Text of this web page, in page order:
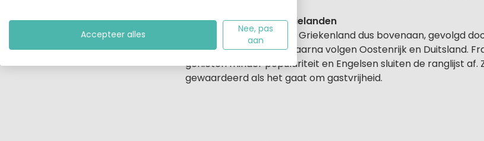
Top 5 gastvrije vakantielanden
Gemiddeld gezien staat Griekenland dus bovenaan, gevolgd
plaats is voor Italië en daarna volgen Oostenrijk en Duitsland.
genieten minder populariteit en Engelsen sluiten de ranglijst af.
gewaardeerd als het gaat om gastvrijheid.
Accepteer alles
Nee, pas
aan